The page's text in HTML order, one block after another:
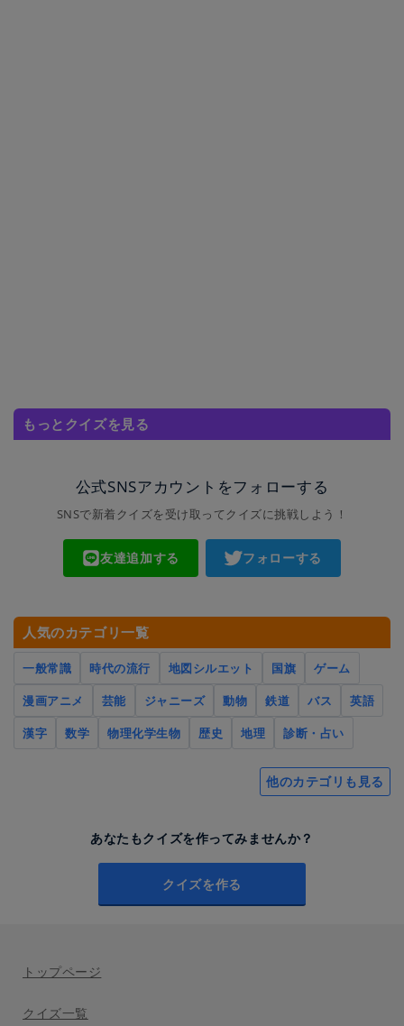
もっとクイズを見る
公式SNSアカウントをフォローする
SNSで新着クイズを受け取ってクイズに挑戦しよう！
友達追加する フォローする
人気のカテゴリ一覧
一般常識 時代の流行 地図シルエット 国旗
ゲーム
漫画アニメ
芸能 ジャニーズ 動物 鉄道 バス
英語
漢字
数学 物理化学生物 歴史 地理 診断・占い
他のカテゴリも見る
あなたもクイズを作ってみませんか？
クイズを作る
トップページ
クイズ一覧